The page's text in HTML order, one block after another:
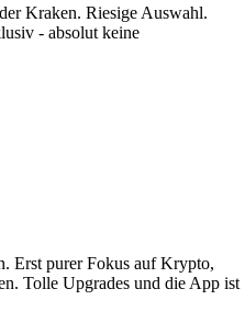
Kraken. Riesige Auswahl.
- absolut keine
Erst purer Fokus auf Krypto,
Tolle Upgrades und die App ist